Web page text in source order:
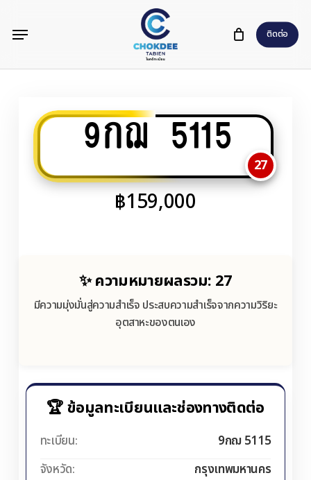
content
ติดต่อ
Menu
9กฌ 5115
27
฿159,000
✨ ความหมายผลรวม: 27
มีความมุ่งมั่นสู่ความสำเร็จ ประสบความสำเร็จจากความวิริยะ
อุตสาหะของตนเอง
🏆 ข้อมูลทะเบียนและช่องทางติดต่อ
ทะเบียน:
9กฌ 5115
จังหวัด:
กรุงเทพมหานคร